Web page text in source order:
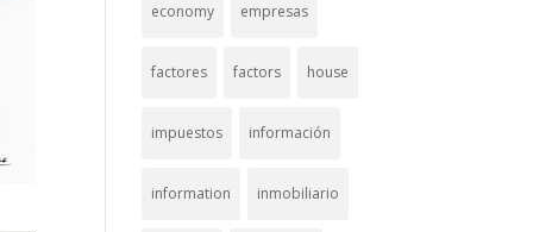
economy empresas
factores factors house
impuestos información
information inmobiliario